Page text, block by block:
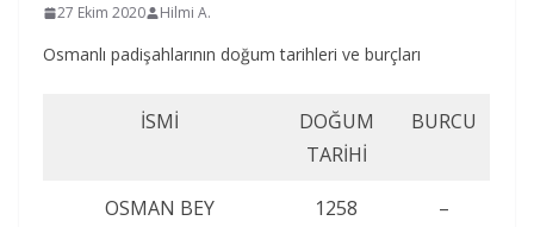
27 Ekim 2020 Hilmi A.
Osmanlı padişahlarının doğum tarihleri ve burçları
İSMİ
DOĞUM
TARİHİ
BURCU
OSMAN BEY 1258 –